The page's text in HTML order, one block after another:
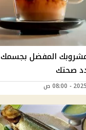
المفضل
صحتك